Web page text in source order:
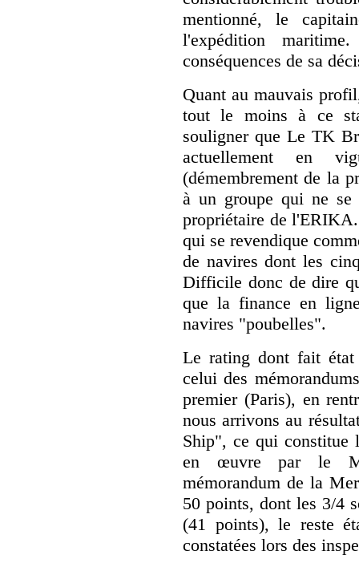
mentionné, le
l'expédition
conséquences de sa
Quant au mauvais
tout le moins à ce
souligner que Le TK
actuellement en
(démembrement de la
à un groupe qui ne se
propriétaire de
qui se revendique
de navires dont les
Difficile donc de dire
que la finance en
navires "poubelles".
Le rating dont fait
celui des
premier (Paris), en
nous arrivons au
Ship", ce qui constitue
en œuvre par le
mémorandum de la
50 points, dont les 3/4
(41 points), le reste
constatées lors des